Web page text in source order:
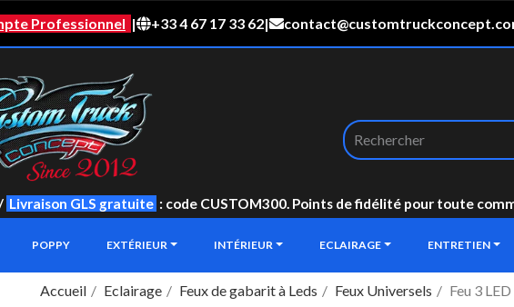
Professionnel | +33 4 67 17 33 62|
Livraison GLS gratuite : code CUSTOM300. Points de fidélité pour toute
POPPY EXTÉRIEUR INTÉRIEUR ECLAIRAGE ENTRETIEN
Accueil Eclairage Feux de gabarit à Leds Feux Universels Feu 3